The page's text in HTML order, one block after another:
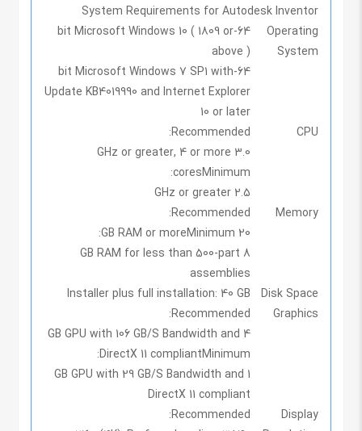
System Requirements for Autodesk Inventor
Operating
System
64-bit Microsoft Windows 10 ( 1809 or
above )
64-bit Microsoft Windows 7 SP1 with
Update KB4019990 and Internet Explorer
10 or later
CPU
Recommended:
3.0 GHz or greater, 4 or more
coresMinimum:
2.5 GHz or greater
Memory
Recommended:
20 GB RAM or more
Minimum:
8 GB RAM for less than 500-part
assemblies
Disk Space
Installer plus full installation: 40 GB
Graphics
Recommended:
4 GB GPU with 106 GB/S Bandwidth and
DirectX 11 compliantMinimum:
1 GB GPU with 29 GB/S Bandwidth and
DirectX 11 compliant
Display
Recommended: